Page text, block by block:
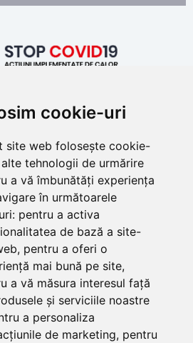
cookie-uri
site web folosește cookie-
tehnologii de urmărire
a vă îmbunătăți experiența
în următoarele
pentru a activa
de bază a site-
, pentru a oferi o
mai bună pe site,
a vă măsura interesul față
și serviciile noastre
a personaliza
de marketing, pentru
5, Bucuresti
3004724
13176/1991
021.411.44.44